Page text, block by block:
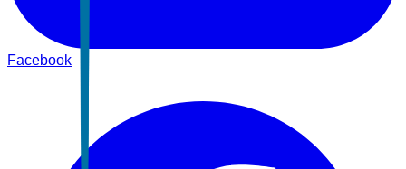
Facebook